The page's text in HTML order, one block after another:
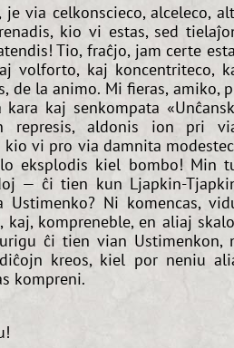
via celkonscieco, alceleco,
kio vi estas, sed
Tio, fraĉjo, jam certe
volforto, kaj koncentriteco,
de la animo. Mi fieras, amiko,
kaj senkompata
represis, aldonis ion pri
vi pro via damnita
eksplodis kiel bombo! Min
— ĉi tien kun Ljapkin-
Ni komencas,
kaj, kompreneble, en aliaj
ĉi tien vian Ustimenkon,
kreos, kiel por neniu
kompreni.